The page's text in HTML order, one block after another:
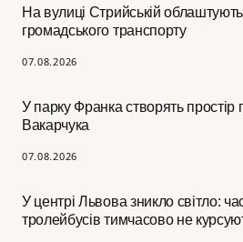
На вулиці Стрийській
громадського транспорту
07.08.2026
У парку Франка створять простір
Вакарчука
07.08.2026
У центрі Львова зникло світло:
тролейбусів тимчасово не